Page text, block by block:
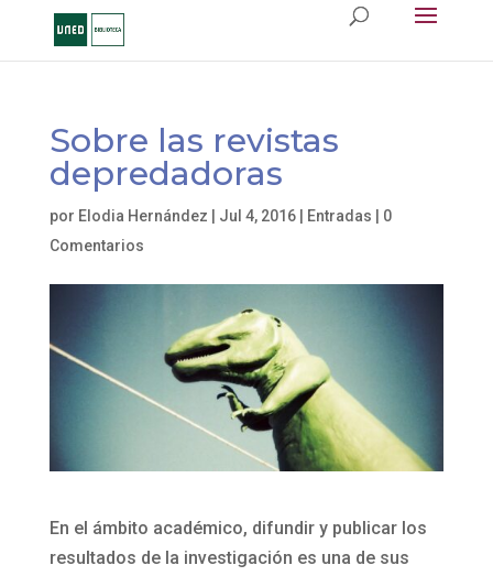
Sobre las revistas
depredadoras
por Elodia Hernández Jul 4, 2016| Entradas
0
Comentarios
En el ámbito académico, difundir y publicar los
resultados de la investigación es una de sus